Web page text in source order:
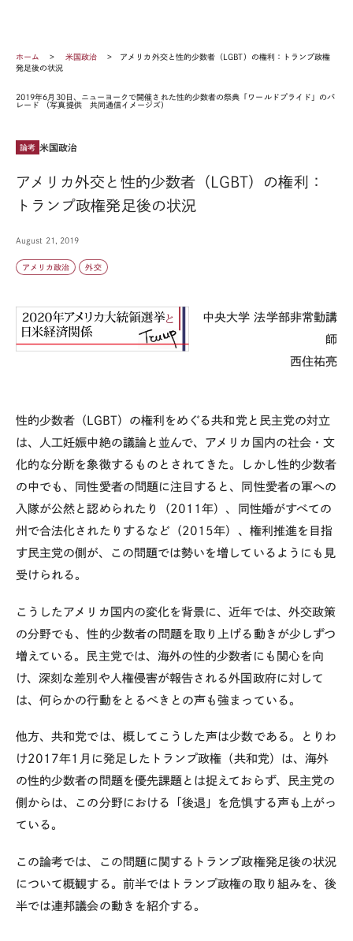
ホーム 米国政治
アメリカ外交と性的少数者（LGBT）の権利：トランプ政権
発足後の状況
2019年6月30日、ニューヨークで開催された性的少数者の祭典「ワールドプライド」のパ
レード （写真提供 共同通信イメージズ）
論考 米国政治
アメリカ外交と性的少数者（LGBT）の権利：
トランプ政権発足後の状況
August 21, 2019
アメリカ政治 外交
中央大学 法学部非常勤講
師
西住祐亮
性的少数者（ LGBT）の権利をめぐる共和党と民主党の対立
は、人工妊娠中絶の議論と並んで、アメリカ国内の社会・文
化的な分断を象徴するものとされてきた。しかし性的少数者
の中でも、同性愛者の問題に注目すると、同性愛者の軍への
入隊が公然と認められたり（ 2011年）、同性婚がすべての
州で合法化されたりするなど（ 2015年）、権利推進を目指
す民主党の側が、この問題では勢いを増しているようにも見
受けられる。
こうしたアメリカ国内の変化を背景に、近年では、外交政策
の分野でも、性的少数者の問題を取り上げる動きが少しずつ
増えている。民主党では、海外の性的少数者にも関心を向
け、深刻な差別や人権侵害が報告される外国政府に対して
は、何らかの行動をとるべきとの声も強まっている。
他方、共和党では、概してこうした声は少数である。とりわ
け2017年1 月に発足したトランプ政権（共和党）は、海外
の性的少数者の問題を優先課題とは捉えておらず、民主党の
側からは、この分野における「後退」を危惧する声も上がっ
ている。
この論考では、この問題に関するトランプ政権発足後の状況
について概観する。前半ではトランプ政権の取り組みを、後
半では連邦議会の動きを紹介する。